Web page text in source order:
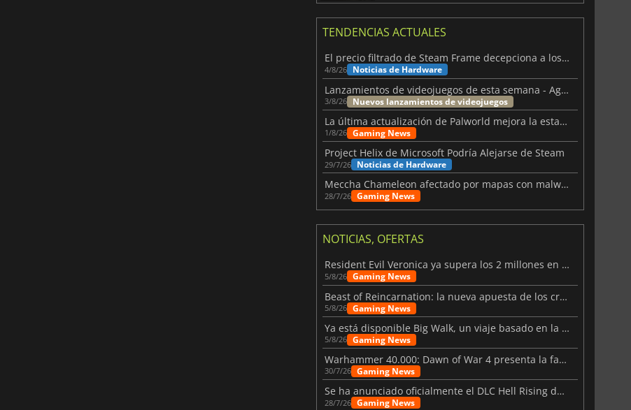
TENDENCIAS ACTUALES
El precio filtrado de Steam Frame decepciona a los usuarios
4/8/26 Noticias de Hardware
Lanzamientos de videojuegos de esta semana - Agosto de 2026 (semana 32)
3/8/26 Nuevos lanzamientos de videojuegos
La última actualización de Palworld mejora la estabilidad
1/8/26 Gaming News
Project Helix de Microsoft Podría Alejarse de Steam
29/7/26 Noticias de Hardware
Meccha Chameleon afectado por mapas con malware y Discord
28/7/26 Gaming News
NOTICIAS, OFERTAS
Resident Evil Veronica ya supera los 2 millones en listas de deseados
5/8/26 Gaming News
Beast of Reincarnation: la nueva apuesta de los creadores de Pokémon
5/8/26 Gaming News
Ya está disponible Big Walk, un viaje basado en la amistad
5/8/26 Gaming News
Warhammer 40.000: Dawn of War 4 presenta la facción de los Necrones
30/7/26 Gaming News
Se ha anunciado oficialmente el DLC Hell Rising de Nioh 3
28/7/26 Gaming News